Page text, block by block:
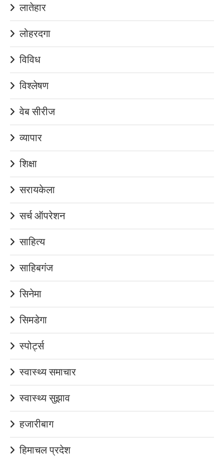
लातेहार
लोहरदगा
विविध
विश्लेषण
वेब सीरीज
व्यापार
शिक्षा
सरायकेला
सर्च ऑपरेशन
साहित्य
साहिबगंज
सिनेमा
सिमडेगा
स्पोर्ट्स
स्वास्थ्य समाचार
स्वास्थ्य सुझाव
हजारीबाग
हिमाचल प्रदेश